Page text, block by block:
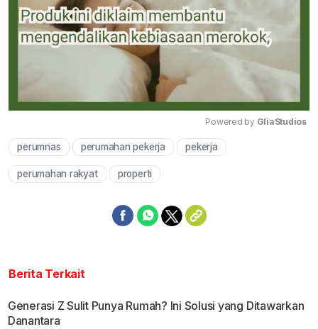
Powered by GliaStudios
perumnas perumahan pekerja pekerja
perumahan rakyat properti
Berita Terkait
Generasi Z Sulit Punya Rumah? Ini Solusi yang Ditawarkan
Danantara